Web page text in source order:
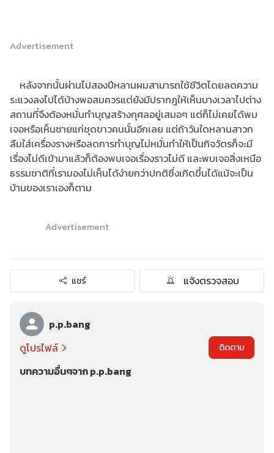
Advertisement
หลังจากนั้นผ่านไปสองปีหลานผมสามารถใช้ชีวิตโดยลดความ
ระแวงลงไปได้บ้างพอสมควรแต่ยังมีปรากฎให้เห็นบางเวลาไปต่าง
สถานที่จึงต้องหมั่นทำบุญสร้างกุศลอยู่เสมอๆ แต่ก็ไม่เคยได้พบ
เจอหรือเห็นชายแก่ชุดขาวคนนั้นอีกเลย แต่ถ้าวันใดหลานสาวก
ลืมใส่เครื่องรางหรือลดการทำบุญไม่หมั่นทำให้เป็นกิจวัตรก็จะมี
เรื่องไม่ดีเข้ามาแล้วก็ต้องพบเจอเรื่องราวไม่ดี และพบเจอสิ่งเหนือ
ธรรมชาติที่เรามองไม่เห็นได้ง่ายกว่าปกติซึ่งเกิดขึ้นได้แม้จะเป็น
บ้านของเราเองก็ตาม
Advertisement
แชร์ แจ้งตรวจสอบ
p.p.bang
ดูโปรไฟล์
ติดตาม
บทความอื่นๆจาก p.p.bang